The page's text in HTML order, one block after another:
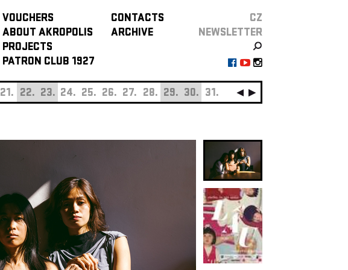
VOUCHERS
ABOUT AKROPOLIS
PROJECTS
PATRON CLUB 1927
CONTACTS
ARCHIVE
CZ
NEWSLETTER
21. 22. 23. 24. 25. 26. 27. 28. 29. 30. 31. SEPTEMBER